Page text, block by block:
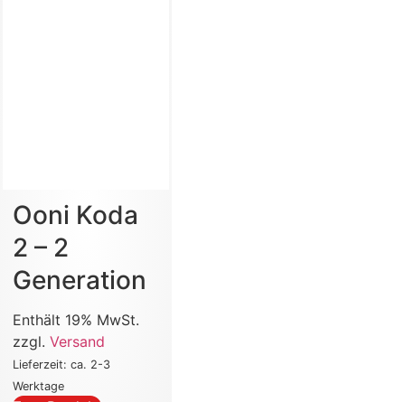
Ooni Koda
2 – 2
Generation
Enthält 19% MwSt.
zzgl.Versand
Lieferzeit: ca. 2-3
Werktage